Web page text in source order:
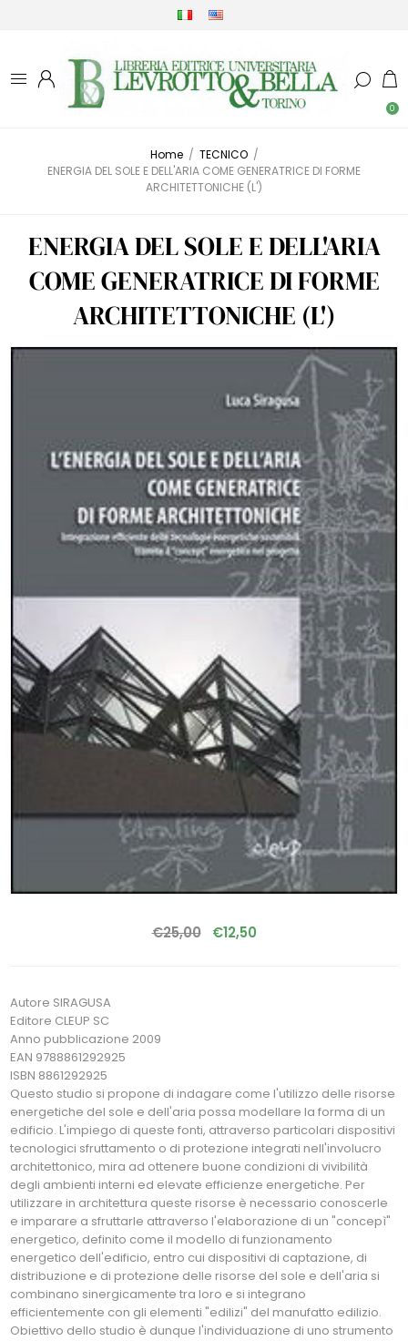
0
Home / TECNICO /
ENERGIA DEL SOLE E DELL'ARIA COME GENERATRICE DI FORME
ARCHITETTONICHE (L')
ENERGIA DEL SOLE E DELL'ARIA
COME GENERATRICE DI FORME
ARCHITETTONICHE (L')
€25,00 €12,50
Autore SIRAGUSA
Editore CLEUP SC
Anno pubblicazione 2009
EAN 9788861292925
ISBN 8861292925
Questo studio si propone di indagare come l'utilizzo delle risorse
energetiche del sole e dell'aria possa modellare la forma di un
edificio. L'impiego di queste fonti, attraverso particolari dispositivi
tecnologici sfruttamento o di protezione integrati nell'involucro
architettonico, mira ad ottenere buone condizioni di vivibilità
degli ambienti interni ed elevate efficienze energetiche. Per
utilizzare in architettura queste risorse è necessario conoscerle
e imparare a sfruttarle attraverso l'elaborazione di un "concepì"
energetico, definito come il modello di funzionamento
energetico dell'edificio, entro cui dispositivi di captazione, di
distribuzione e di protezione delle risorse del sole e dell'aria si
combinano sinergicamente tra loro e si integrano
efficientemente con gli elementi "edilizi" del manufatto edilizio.
Obiettivo dello studio è dunque l'individuazione di uno strumento